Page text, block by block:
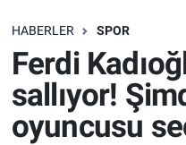
HABERLER SPOR
Ferdi
sallıyor!
oyuncusu
SAĞLIK
EKONOMİ
EĞİTİM